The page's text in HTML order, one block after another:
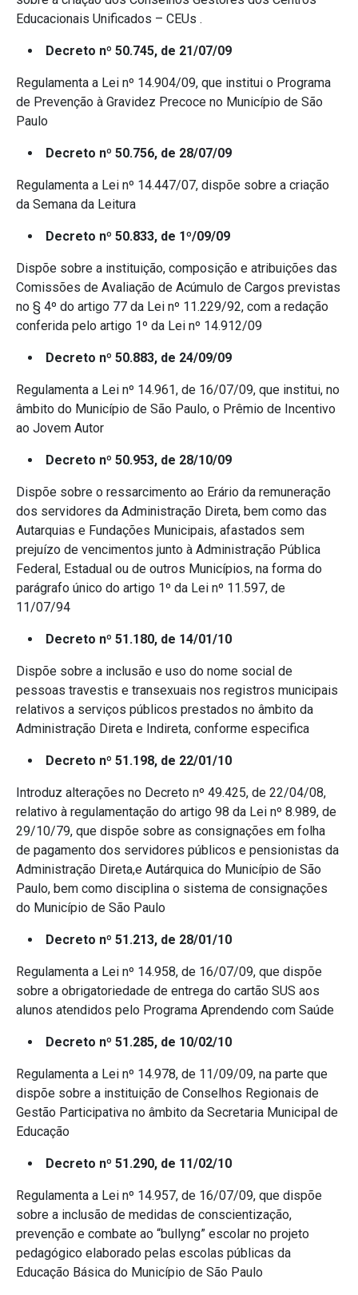
Educacionais Unificados – CEUs .
Decreto nº 50.745, de 21/07/09
Regulamenta a Lei nº 14.904/09, que institui o Programa
de Prevenção à Gravidez Precoce no Município de São
Paulo
Decreto nº 50.756, de 28/07/09
Regulamenta a Lei nº 14.447/07, dispõe sobre a criação
da Semana da Leitura
Decreto nº 50.833, de 1º/09/09
Dispõe sobre a instituição, composição e atribuições das
Comissões de Avaliação de Acúmulo de Cargos previstas
no § 4º do artigo 77 da Lei nº 11.229/92, com a redação
conferida pelo artigo 1º da Lei nº 14.912/09
Decreto nº 50.883, de 24/09/09
Regulamenta a Lei nº 14.961, de 16/07/09, que institui, no
âmbito do Município de São Paulo, o Prêmio de Incentivo
ao Jovem Autor
Decreto nº 50.953, de 28/10/09
Dispõe sobre o ressarcimento ao Erário da remuneração
dos servidores da Administração Direta, bem como das
Autarquias e Fundações Municipais, afastados sem
prejuízo de vencimentos junto à Administração Pública
Federal, Estadual ou de outros Municípios, na forma do
parágrafo único do artigo 1º da Lei nº 11.597, de
11/07/94
Decreto nº 51.180, de 14/01/10
Dispõe sobre a inclusão e uso do nome social de
pessoas travestis e transexuais nos registros municipais
relativos a serviços públicos prestados no âmbito da
Administração Direta e Indireta, conforme especifica
Decreto nº 51.198, de 22/01/10
Introduz alterações no Decreto nº 49.425, de 22/04/08,
relativo à regulamentação do artigo 98 da Lei nº 8.989, de
29/10/79, que dispõe sobre as consignações em folha
de pagamento dos servidores públicos e pensionistas da
Administração Direta,e Autárquica do Município de São
Paulo, bem como disciplina o sistema de consignações
do Município de São Paulo
Decreto nº 51.213, de 28/01/10
Regulamenta a Lei nº 14.958, de 16/07/09, que dispõe
sobre a obrigatoriedade de entrega do cartão SUS aos
alunos atendidos pelo Programa Aprendendo com Saúde
Decreto nº 51.285, de 10/02/10
Regulamenta a Lei nº 14.978, de 11/09/09, na parte que
dispõe sobre a instituição de Conselhos Regionais de
Gestão Participativa no âmbito da Secretaria Municipal de
Educação
Decreto nº 51.290, de 11/02/10
Regulamenta a Lei nº 14.957, de 16/07/09, que dispõe
sobre a inclusão de medidas de conscientização,
prevenção e combate ao “bullyng” escolar no projeto
pedagógico elaborado pelas escolas públicas da
Educação Básica do Município de São Paulo